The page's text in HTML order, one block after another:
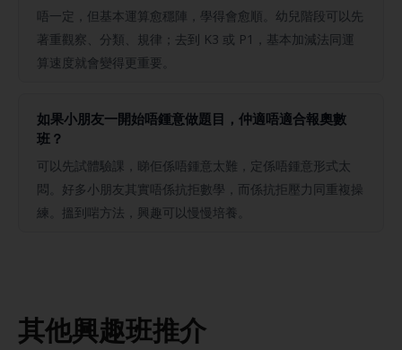
唔一定，但基本運算愈穩陣，學得會愈順。幼兒階段可以先
著重觀察、分類、規律；去到 K3 或 P1，基本加減法同運
算速度就會變得更重要。
如果小朋友一開始唔鍾意做題目，仲適唔適合報奧數
班？
可以先試體驗課，睇佢係唔鍾意太難，定係唔鍾意形式太
悶。好多小朋友其實唔係抗拒數學，而係抗拒壓力同重複操
練。搵到啱方法，興趣可以慢慢培養。
其他興趣班推介